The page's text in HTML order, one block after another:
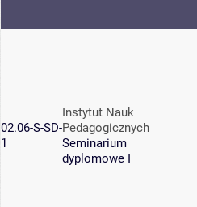
02.06-S-SD-
1
Instytut Nauk
Pedagogicznych
Seminarium
dyplomowe I